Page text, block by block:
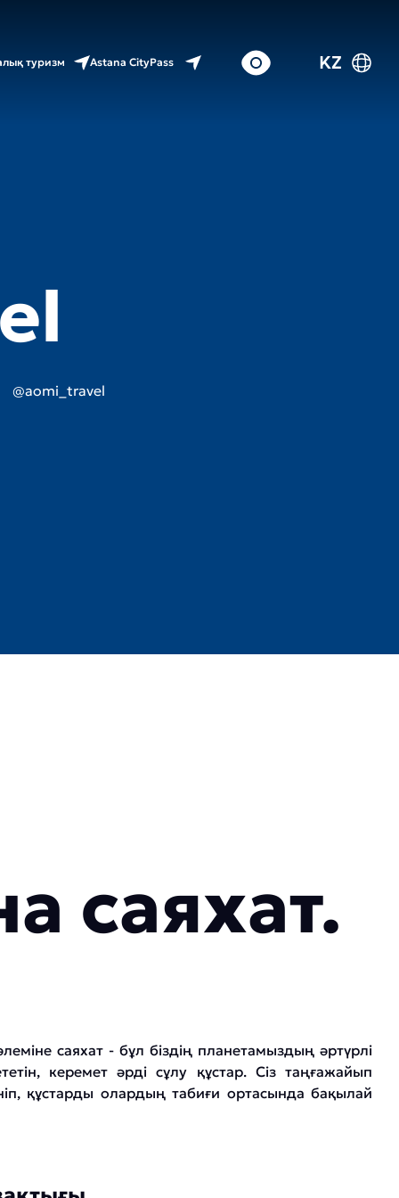
туризм Astana CityPass KZ
@aomi_travel
саяхат.
саяхат - бұл біздің планетамыздың әртүрлі
керемет әрді сұлу құстар. Сіз таңғажайып
құстарды олардың табиғи ортасында бақылай